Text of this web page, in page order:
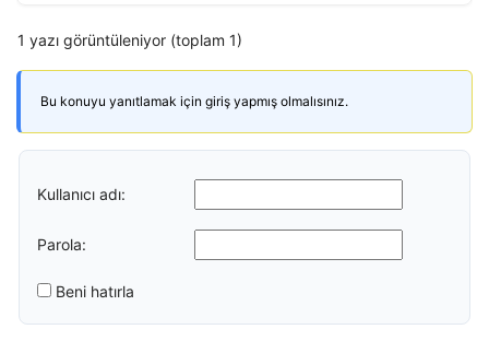
1 yazı görüntüleniyor (toplam 1)
Bu konuyu yanıtlamak için giriş yapmış olmalısınız.
Kullanıcı adı:
Parola:
Beni hatırla